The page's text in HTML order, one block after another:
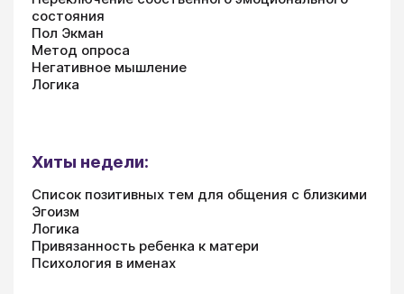
состояния
Пол Экман
Метод опроса
Негативное мышление
Логика
Хиты недели:
Список позитивных тем для общения с близкими
Эгоизм
Логика
Привязанность ребенка к матери
Психология в именах